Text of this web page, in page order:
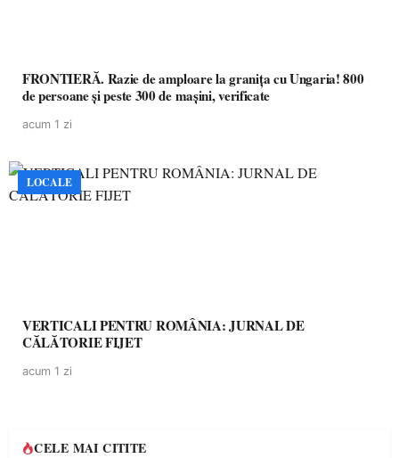
FRONTIERĂ. Razie de amploare la granița cu Ungaria! 800
de persoane și peste 300 de mașini, verificate
acum 1 zi
LOCALE
VERTICALI PENTRU ROMÂNIA: JURNAL DE
CĂLĂTORIE FIJET
acum 1 zi
CELE MAI CITITE